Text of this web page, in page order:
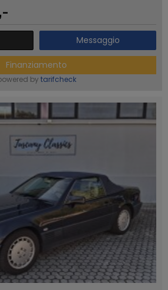
,-
Messaggio
Finanziamento
by tarifcheck